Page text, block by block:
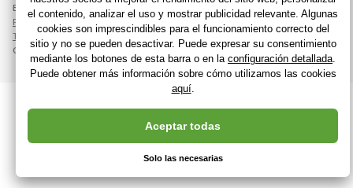
Esta página está protegida por reCAPTCHA y se aplican
Política de privacidad
compañías de Google y su
Términos y condiciones.
Creación de tiendas en línea eficientes desdeRIESENIA